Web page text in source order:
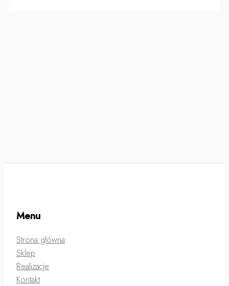
Menu
Strona główna
Sklep
Realizacje
Kontakt